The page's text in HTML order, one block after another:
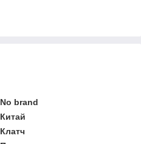
No brand
Китай
Клатч